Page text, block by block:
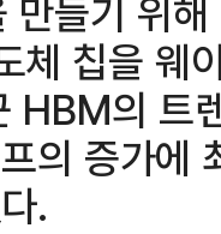
들기 위
체 칩을 웨
HBM의 트
의 증가에
.